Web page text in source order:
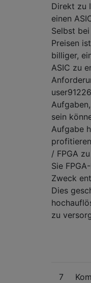
Direkt zu
einen
Selbst
Preisen
billiger,
ASIC zu
sein
Aufgabe
/ FPGA
Sie
Zweck
Dies
zu
7